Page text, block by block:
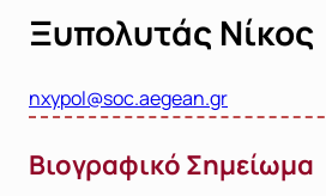
Ξυπολυτάς Νίκος
nxypol@soc.aegean.gr
Βιογραφικό Σημείωμα